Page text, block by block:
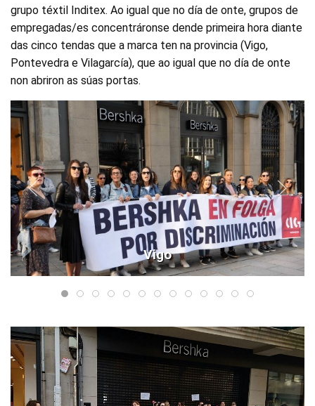
grupo téxtil Inditex. Ao igual que no día de onte, grupos de
empregadas/es concentráronse dende primeira hora diante
das cinco tendas que a marca ten na provincia (Vigo,
Pontevedra e Vilagarcía), que ao igual que no día de onte
non abriron as súas portas.
Vigo